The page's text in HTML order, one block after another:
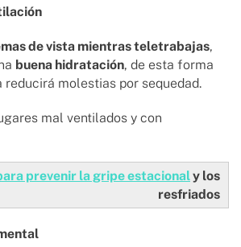
de vista mientras teletrabajas,
buena hidratación, de esta forma
reducirá molestias por sequedad.
mal ventilados y con
prevenir la gripe estacionaly los
resfriados